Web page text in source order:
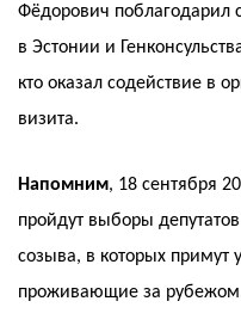
Фёдорович поблагодарил
в Эстонии и
кто оказал содействие в
визита.
Напомним, 18 сентября
пройдут выборы
созыва, в которых примут
проживающие за